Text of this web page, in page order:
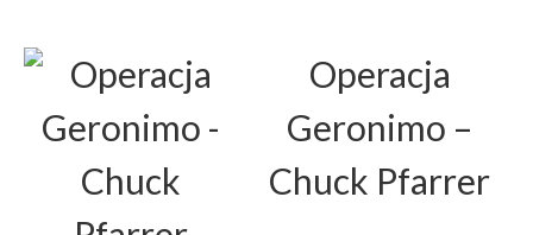
Operacja
Geronimo –
Chuck Pfarrer